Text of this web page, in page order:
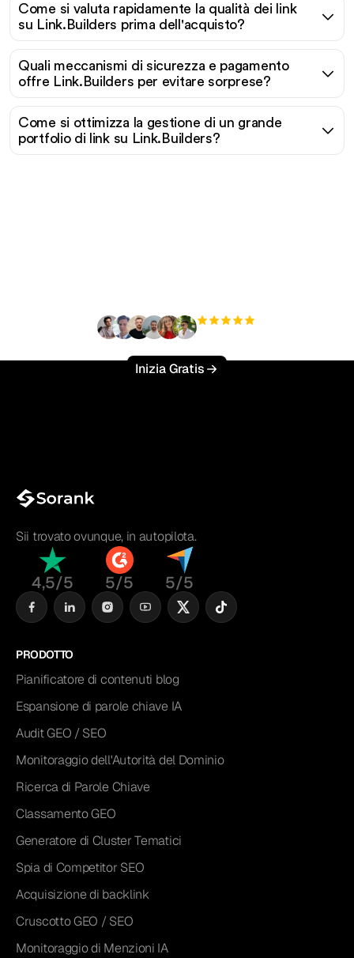
Come si valuta rapidamente la qualità dei link
su Link.Builders prima dell'acquisto?
Quali meccanismi di sicurezza e pagamento
offre Link.Builders per evitare sorprese?
Come si ottimizza la gestione di un grande
portfolio di link su Link.Builders?
Inizia Gratis
Sii trovato ovunque, in autopilota.
4,5/5 5/5 5/5
PRODOTTO
Pianificatore di contenuti blog
Espansione di parole chiave IA
Audit GEO / SEO
Monitoraggio dell'Autorità del Dominio
Ricerca di Parole Chiave
Classamento GEO
Generatore di Cluster Tematici
Spia di Competitor SEO
Acquisizione di backlink
Cruscotto GEO / SEO
Monitoraggio di Menzioni IA